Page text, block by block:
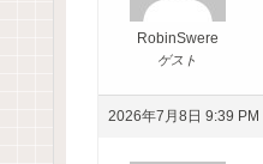
RobinSwere
ゲスト
2026年7月8日 9:39 PM